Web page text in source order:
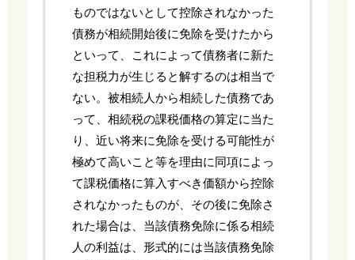
ものではないとして控除されなかった
債務が相続開始後に免除を受けたから
といって、これによって債務者に新た
な担税力が生じると解するのは相当で
ない。被相続人から相続した債務であ
って、相続税の課税価格の算定に当た
り、近い将来に免除を受ける可能性が
極めて高いこと等を理由に同項によっ
て課税価格に算入すべき価額から控除
されなかったものが、その後に免除さ
れた場合は、当該債務免除に係る相続
人の利益は、形式的には当該債務免除